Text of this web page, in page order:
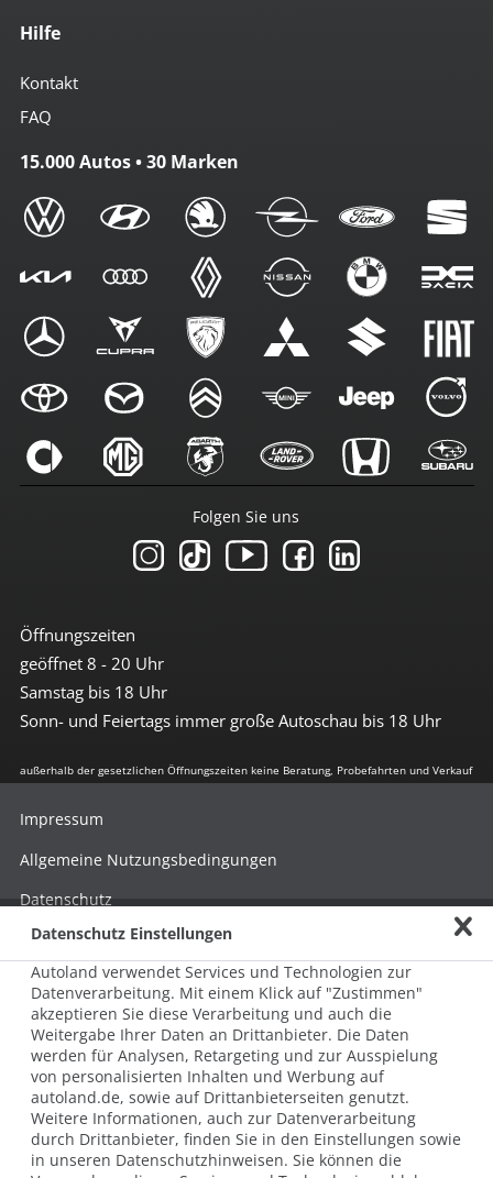
Hilfe
Kontakt
FAQ
15.000 Autos • 30 Marken
Öffnungszeiten
geöffnet 8 - 20 Uhr
Samstag bis 18 Uhr
Sonn- und Feiertags immer große Autoschau bis 18 Uhr
Folgen Sie uns
außerhalb der gesetzlichen Öffnungszeiten keine Beratung, Probefahrten und Verkauf
© 2026 AUTOLAND 24 SE & Co. Betriebs KG
Werner-von-Siemens-Str. 2, 06796 Brehna, Deutschland
Impressum
Allgemeine Nutzungsbedingungen
Datenschutz
Hinweisgebersystem nach HinSchG
Beschwerde nach LkSG
Grundsatzerklärung zum LkSG
Datenschutz Einstellungen
Autoland verwendet Services und Technologien zur
Datenverarbeitung. Mit einem Klick auf "Zustimmen"
akzeptieren Sie diese Verarbeitung und auch die
Weitergabe Ihrer Daten an Drittanbieter. Die Daten
werden für Analysen, Retargeting und zur Ausspielung
von personalisierten Inhalten und Werbung auf
autoland.de, sowie auf Drittanbieterseiten genutzt.
Weitere Informationen, auch zur Datenverarbeitung
durch Drittanbieter, finden Sie in den Einstellungen sowie
in unseren Datenschutzhinweisen. Sie können die